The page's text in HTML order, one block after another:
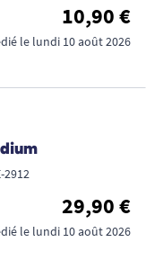
10,90 €
le lundi 10 août 2026
2912
29,90 €
le lundi 10 août 2026